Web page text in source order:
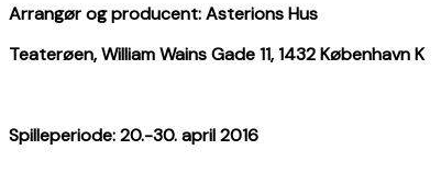
Arrangør og producent: Asterions Hus
Teaterøen, William Wains Gade 11, 1432 København K
Spilleperiode: 20.-30. april 2016